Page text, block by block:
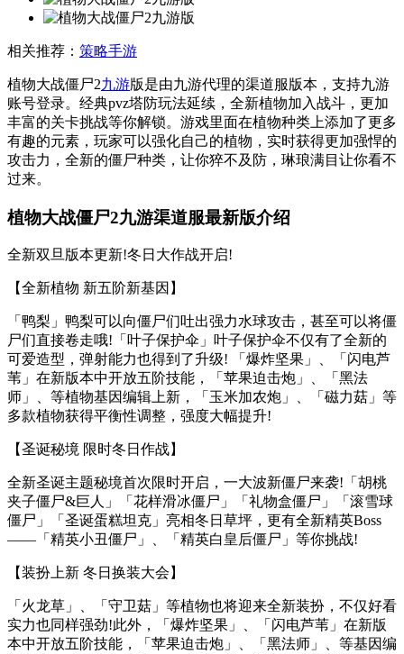
相关推荐： 策略手游
植物大战僵尸2九游版是由九游代理的渠道服版本，支持九游
账号登录。经典pvz塔防玩法延续，全新植物加入战斗，更加
丰富的关卡挑战等你解锁。游戏里面在植物种类上添加了更多
有趣的元素，玩家可以强化自己的植物，实时获得更加强悍的
攻击力，全新的僵尸种类，让你猝不及防，琳琅满目让你看不
过来。
植物大战僵尸2九游渠道服最新版介绍
全新双旦版本更新!冬日大作战开启!
【全新植物 新五阶新基因】
「鸭梨」鸭梨可以向僵尸们吐出强力水球攻击，甚至可以将僵
尸们直接卷走哦!「叶子保护伞」叶子保护伞不仅有了全新的
可爱造型，弹射能力也得到了升级! 「爆炸坚果」、「闪电芦
苇」在新版本中开放五阶技能，「苹果迫击炮」、「黑法
师」、等植物基因编辑上新，「玉米加农炮」、「磁力菇」等
多款植物获得平衡性调整，强度大幅提升!
【圣诞秘境 限时冬日作战】
全新圣诞主题秘境首次限时开启，一大波新僵尸来袭!「胡桃
夹子僵尸&巨人」「花样滑冰僵尸」「礼物盒僵尸」「滚雪球
僵尸」「圣诞蛋糕坦克」亮相冬日草坪，更有全新精英Boss
——「精英小丑僵尸」、「精英白皇后僵尸」等你挑战!
【装扮上新 冬日换装大会】
「火龙草」、「守卫菇」等植物也将迎来全新装扮，不仅好看
实力也同样强劲!此外，「爆炸坚果」、「闪电芦苇」在新版
本中开放五阶技能，「苹果迫击炮」、「黑法师」、等基因编